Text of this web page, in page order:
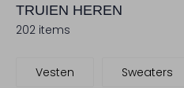
TRUIEN HEREN
202 items
Vesten Sweaters